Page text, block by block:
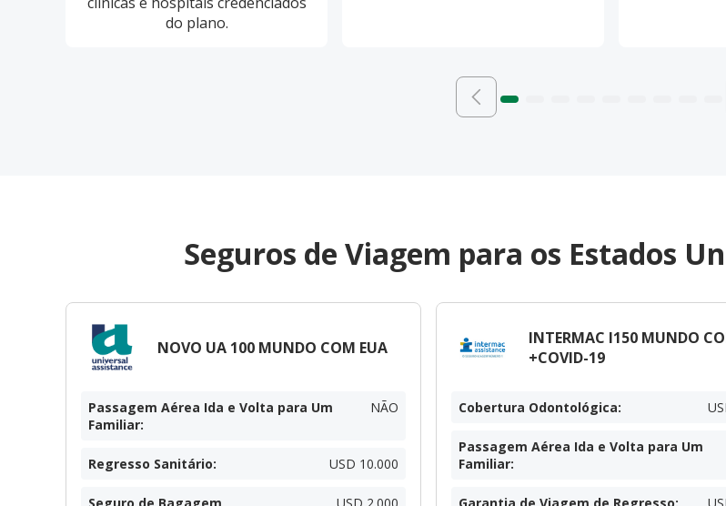
do plano.
Seguros de Viagem para os Estados
NOVO UA 100 MUNDO COM EUA
Passagem Aérea Ida e Volta para Um
Familiar:
NÃO
Regresso Sanitário: USD 10.000
INTERMAC I150 MUNDO
+COVID-19
Cobertura Odontológica:
Passagem Aérea Ida e Volta para Um
Familiar: